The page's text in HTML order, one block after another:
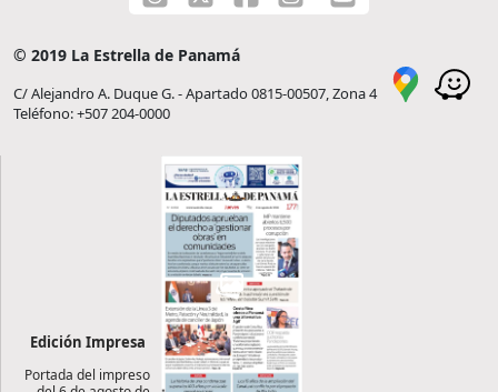
© 2019 La Estrella de Panamá
C/ Alejandro A. Duque G. - Apartado 0815-00507, Zona 4
Teléfono: +507 204-0000
Edición Impresa
Portada del impreso